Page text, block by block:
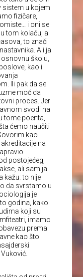
u kojem
fizičare,
i oni se
tom kolaču, a
to znači
Ali ja
osnovnu školu,
kao i
Ili pak da se
moć da
proces. Jer
svodi na
tome poenta,
ćemo naučiti
kao
na
postojećeg,
ali sam ja
kažu: to nije
da svrstamo u
je
godina, kako
koji su
imamo
prema
kao što